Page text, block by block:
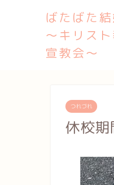
ばたばた
〜キリス
宣教会〜
つれづれ
休校